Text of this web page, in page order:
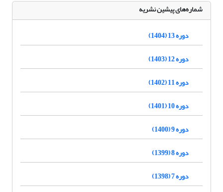
شماره‌های پیشین نشریه
دوره 13 (1404)
دوره 12 (1403)
دوره 11 (1402)
دوره 10 (1401)
دوره 9 (1400)
دوره 8 (1399)
دوره 7 (1398)